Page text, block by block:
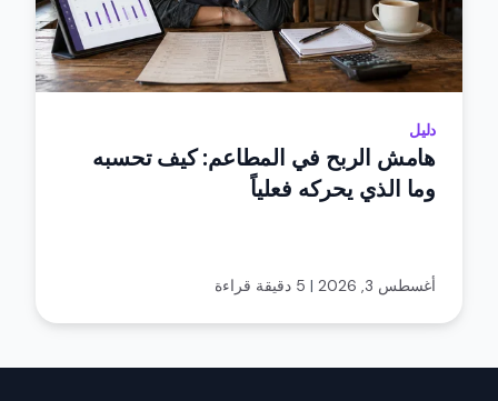
دليل
هامش الربح في المطاعم: كيف تحسبه
وما الذي يحركه فعلياً
أغسطس 3, 2026 | 5 دقيقة قراءة